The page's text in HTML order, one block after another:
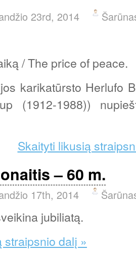
23rd, 2014
/ The price of peace.
karikatūrsto Herlufo
(1912-1988))
Skaityti likusią
– 60 m.
17th, 2014
jubiliatą.
straipsnio dalį »